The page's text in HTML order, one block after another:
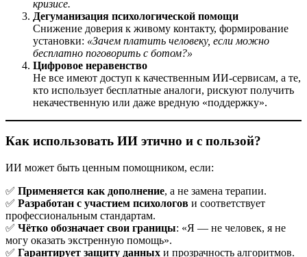
кризисе.
Дегуманизация психологической помощи
Снижение доверия к живому контакту, формирование
установки: «Зачем платить человеку, если можно
бесплатно поговорить с ботом?»
Цифровое неравенство
Не все имеют доступ к качественным ИИ-сервисам, а те,
кто использует бесплатные аналоги, рискуют получить
некачественную или даже вредную «поддержку».
Как использовать ИИ этично и с пользой?
ИИ может быть ценным помощником, если:
✅ Применяется как дополнение, а не замена терапии.
✅ Разработан с участием психологов и соответствует
профессиональным стандартам.
✅ Чётко обозначает свои границы: «Я — не человек, я не
могу оказать экстренную помощь».
✅ Гарантирует защиту данных и прозрачность алгоритмов.